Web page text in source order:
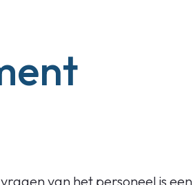
van het personeel is een